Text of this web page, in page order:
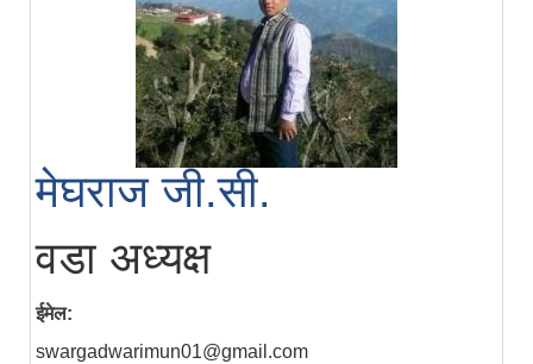
मेघराज जी.सी.
वडा अध्यक्ष
ईमेल:
swargadwarimun01@gmail.com